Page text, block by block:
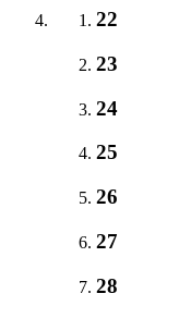
22
23
24
25
26
27
28